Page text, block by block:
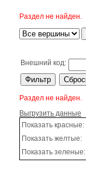
Раздел не найден.
Внешний код:
Раздел не найден.
Выгрузить данные
Показать красные:
Показать желтые:
Показать зеленые: